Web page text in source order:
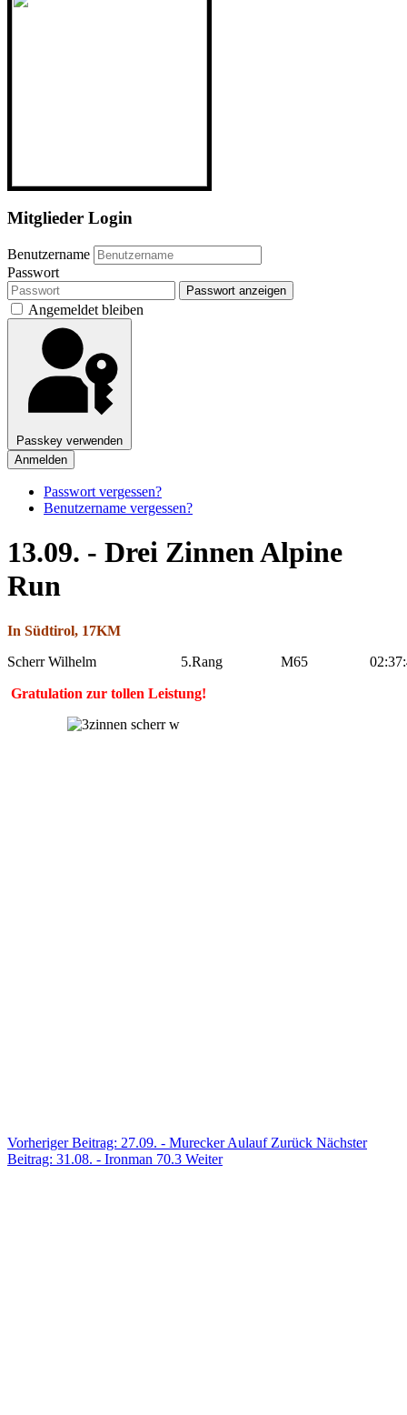
Mitglieder Login
Benutzername
Passwort
Passwort anzeigen
Angemeldet bleiben
Passkey verwenden
Anmelden
Passwort vergessen?
Benutzername vergessen?
13.09. - Drei Zinnen Alpine
Run
In Südtirol, 17KM
Scherr Wilhelm
5.Rang M65
Gratulation zur tollen Leistung!
Vorheriger Beitrag: 27.09. - Murecker Aulauf Zurück Nächster
Beitrag: 31.08. - Ironman 70.3 Weiter